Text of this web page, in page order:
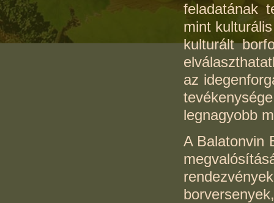
feladatának
mint
kulturált
az
legnagyobb
A Balatonvin